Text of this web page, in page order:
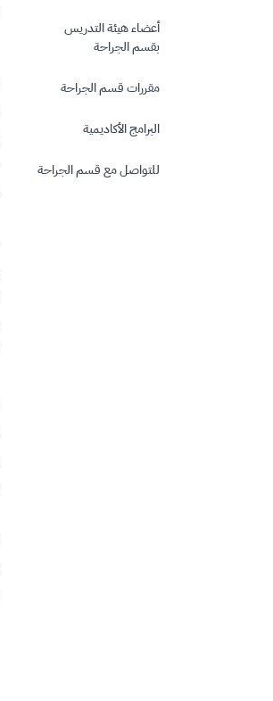
أعضاء هيئة التدريس
بقسم الجراحة
مقررات قسم الجراحة
البرامج الأكاديمية
للتواصل مع قسم الجراحة